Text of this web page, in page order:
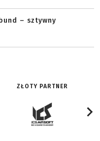
– sztywny
ZŁOTY PARTNER